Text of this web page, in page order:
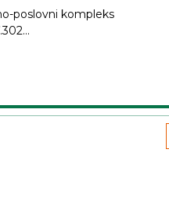
poslovni kompleks